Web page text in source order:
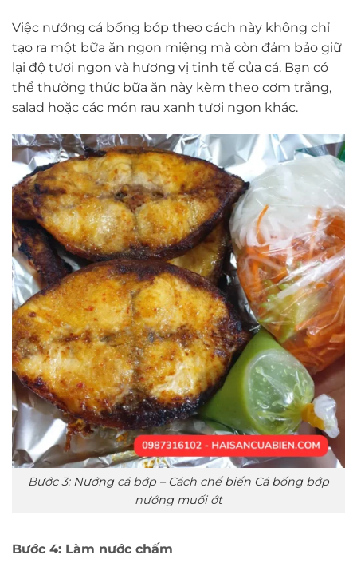
Việc nướng cá bống bớp theo cách này không chỉ
tạo ra một bữa ăn ngon miệng mà còn đảm bảo giữ
lại độ tươi ngon và hương vị tinh tế của cá. Bạn có
thể thưởng thức bữa ăn này kèm theo cơm trắng,
salad hoặc các món rau xanh tươi ngon khác.
Bước 3: Nướng cá bớp – Cách chế biến Cá bống bớp
nướng muối ớt
Bước 4: Làm nước chấm